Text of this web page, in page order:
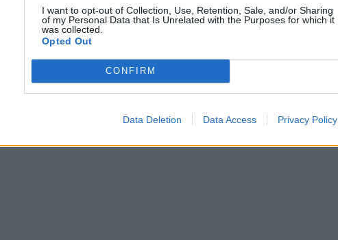
I want to opt-out of Collection, Use, Retention, Sale, and/or Sharing
of my Personal Data that Is Unrelated with the Purposes for which it
was collected.
Opted Out
CONFIRM
Data Deletion Data Access Privacy Policy